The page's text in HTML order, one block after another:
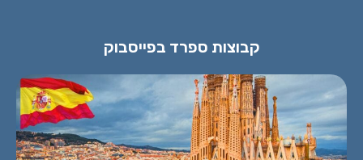
קבוצות ספרד בפייסבוק